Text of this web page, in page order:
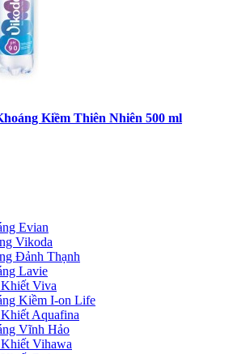
Kiềm Thiên Nhiên 500 ml
Evian
Vikoda
Đảnh Thạnh
Lavie
Viva
Kiềm I-on Life
Aquafina
Vĩnh Hảo
Vihawa